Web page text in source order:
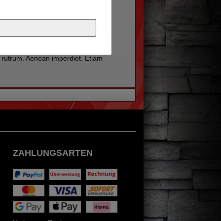
hendrerit id, lorem. Maecenas
amet orci eget eros faucibus
eleifend ac, enim. Aliquam
Aenean imperdiet. Etiam
ZAHLUNGSARTEN